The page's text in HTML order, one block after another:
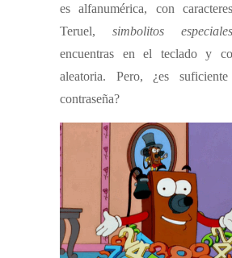
es alfanumérica, con
Teruel, simbolitos
encuentras en el teclado y
aleatoria. Pero, ¿es
contraseña?